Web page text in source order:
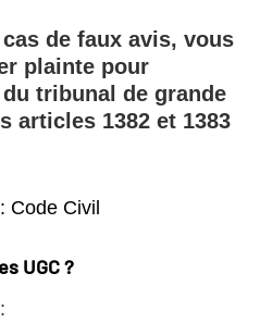
de faux avis, vous
plainte pour
tribunal de grande
articles 1382 et 1383
Code Civil
UGC ?